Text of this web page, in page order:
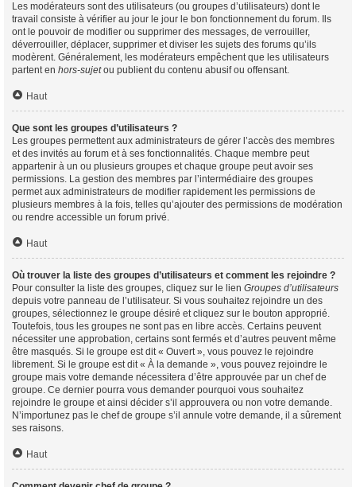
Les modérateurs sont des utilisateurs (ou groupes d’utilisateurs) dont le
travail consiste à vérifier au jour le jour le bon fonctionnement du forum. Ils
ont le pouvoir de modifier ou supprimer des messages, de verrouiller,
déverrouiller, déplacer, supprimer et diviser les sujets des forums qu’ils
modèrent. Généralement, les modérateurs empêchent que les utilisateurs
partent en hors-sujetou publient du contenu abusif ou offensant.
Haut
Que sont les groupes d’utilisateurs ?
Les groupes permettent aux administrateurs de gérer l’accès des membres
et des invités au forum et à ses fonctionnalités. Chaque membre peut
appartenir à un ou plusieurs groupes et chaque groupe peut avoir ses
permissions. La gestion des membres par l’intermédiaire des groupes
permet aux administrateurs de modifier rapidement les permissions de
plusieurs membres à la fois, telles qu’ajouter des permissions de modération
ou rendre accessible un forum privé.
Haut
Où trouver la liste des groupes d’utilisateurs et comment les rejoindre ?
Pour consulter la liste des groupes, cliquez sur le lien Groupes d’utilisateurs
depuis votre panneau de l’utilisateur. Si vous souhaitez rejoindre un des
groupes, sélectionnez le groupe désiré et cliquez sur le bouton approprié.
Toutefois, tous les groupes ne sont pas en libre accès. Certains peuvent
nécessiter une approbation, certains sont fermés et d’autres peuvent même
être masqués. Si le groupe est dit « Ouvert », vous pouvez le rejoindre
librement. Si le groupe est dit « À la demande », vous pouvez rejoindre le
groupe mais votre demande nécessitera d’être approuvée par un chef de
groupe. Ce dernier pourra vous demander pourquoi vous souhaitez
rejoindre le groupe et ainsi décider s’il approuvera ou non votre demande.
N’importunez pas le chef de groupe s’il annule votre demande, il a sûrement
ses raisons.
Haut